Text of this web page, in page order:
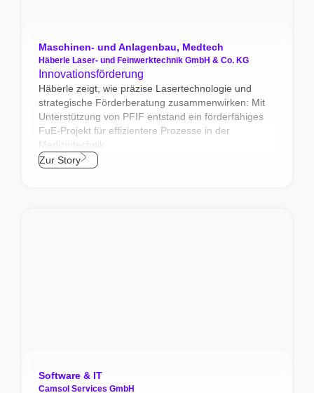
Maschinen- und Anlagenbau, Medtech
Häberle Laser- und Feinwerktechnik GmbH & Co. KG
Innovationsförderung
Häberle zeigt, wie präzise Lasertechnologie und
strategische Förderberatung zusammenwirken: Mit
Unterstützung von PFIF entstand ein förderfähiges
FuE‑Projekt für effizientere Prozesse in der
Medizintechnik.
Zur Story
Software & IT
Camsol Services GmbH